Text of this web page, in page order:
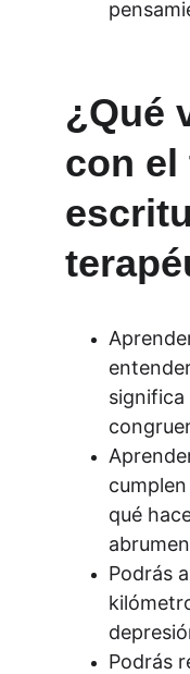
¿Qué
con el
qué
Podrás
Podrás